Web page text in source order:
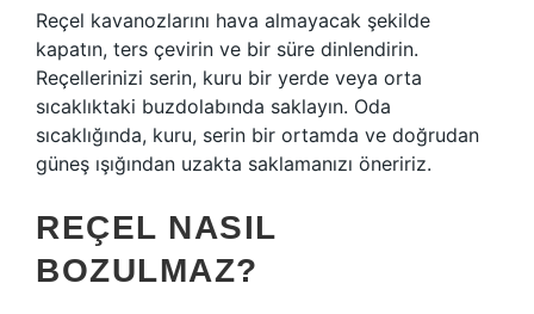
Reçel kavanozlarını hava almayacak şekilde
kapatın, ters çevirin ve bir süre dinlendirin.
Reçellerinizi serin, kuru bir yerde veya orta
sıcaklıktaki buzdolabında saklayın. Oda
sıcaklığında, kuru, serin bir ortamda ve doğrudan
güneş ışığından uzakta saklamanızı öneririz.
REÇEL NASIL
BOZULMAZ?